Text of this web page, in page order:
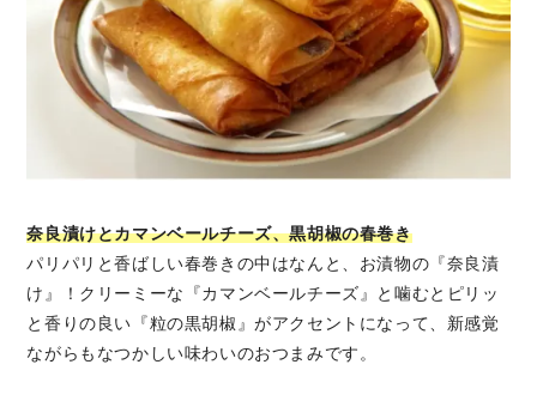
奈良漬けとカマンベールチーズ、黒胡椒の春巻き
パリパリと香ばしい春巻きの中はなんと、お漬物の『奈良漬
け』！クリーミーな『カマンベールチーズ』と噛むとピリッ
と香りの良い『粒の黒胡椒』がアクセントになって、新感覚
ながらもなつかしい味わいのおつまみです。